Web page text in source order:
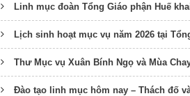
Linh mục đoàn Tổng Giáo phận Huế
Lịch sinh hoạt mục vụ năm 2026 tại
Thư Mục vụ Xuân Bính Ngọ và Mùa
Đào tạo linh mục hôm nay – Thách đố